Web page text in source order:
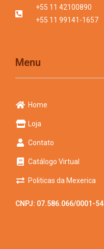
+55 11 42100890
+55 11 99141-1657
Menu
Home
Loja
Contato
Catálogo Virtual
Politicas da Mexerica
CNPJ: 07.586.066/0001-54